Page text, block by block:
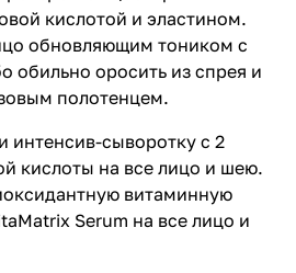
кислотой и эластином.
обновляющим тоником с
обильно оросить из спрея и
полотенцем.
интенсив-сыворотку с 2
кислоты на все лицо и шею.
витаминную
Serum на все лицо и